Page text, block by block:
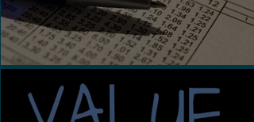
Τι είναι τα Ασιατικά Χάντικαπ;